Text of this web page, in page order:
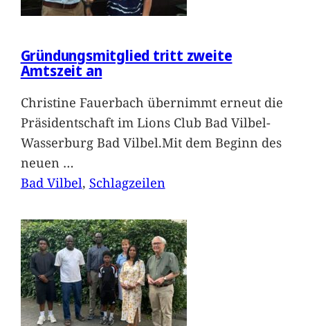
Gründungsmitglied tritt zweite
Amtszeit an
Christine Fauerbach übernimmt erneut die
Präsidentschaft im Lions Club Bad Vilbel-
Wasserburg Bad Vilbel.Mit dem Beginn des
neuen …
Bad Vilbel, Schlagzeilen